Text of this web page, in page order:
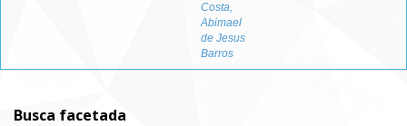
Costa,
Abimael
de Jesus
Barros
Busca facetada